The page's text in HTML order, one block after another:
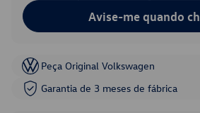
Avise-me quando
Peça Original Volkswagen
Garantia de 3 meses de fábrica